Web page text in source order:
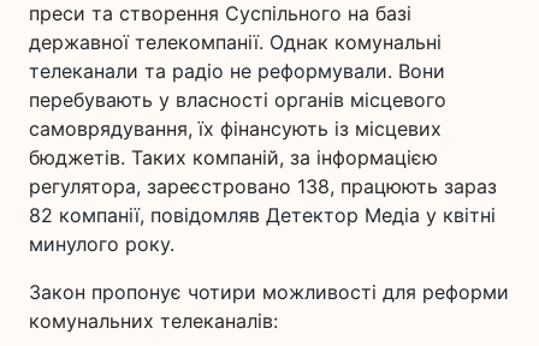
преси та створення Суспільного на базі
державної телекомпанії. Однак комунальні
телеканали та радіо не реформували. Вони
перебувають у власності органів місцевого
самоврядування, їх фінансують із місцевих
бюджетів. Таких компаній, за інформацією
регулятора, зареєстровано 138, працюють зараз
82 компанії, повідомляв Детектор Медіа у квітні
минулого року.
Закон пропонує чотири можливості для реформи
комунальних телеканалів: